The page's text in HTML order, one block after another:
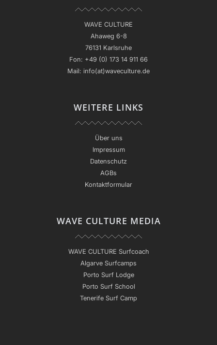
WAVE CULTURE
Ahaweg 6-8
76131 Karlsruhe
Fon: +49 (0) 173 14 911 66
Mail: info(at)waveculture.de
WEITERE LINKS
Über uns
Impressum
Datenschutz
AGBs
Kontaktformular
WAVE CULTURE MEDIA
WAVE CULTURE Surfcoach
Algarve Surfcamps
Porto Surf Lodge
Porto Surf School
Tenerife Surf Camp